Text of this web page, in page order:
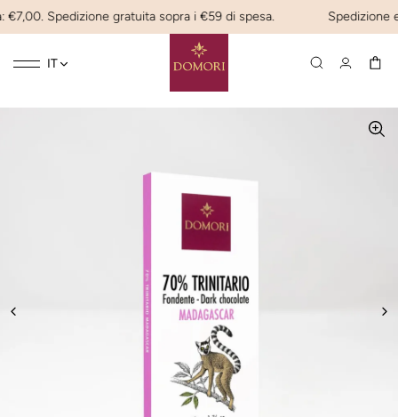
Spedizione gratuita sopra i €59 di spesa. Spedizione
Toggle
☰ IT